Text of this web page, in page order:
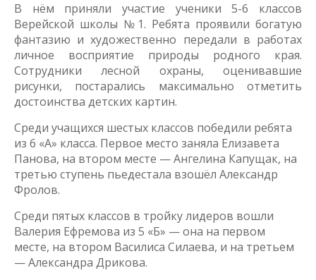
В нём приняли участие ученики 5-6 классов
Верейской школы №1. Ребята проявили богатую
фантазию и художественно передали в работах
личное восприятие природы родного края.
Сотрудники лесной охраны, оценивавшие
рисунки, постарались максимально отметить
достоинства детских картин.
Среди учащихся шестых классов победили ребята
из 6 «А» класса. Первое место заняла Елизавета
Панова, на втором месте — Ангелина Капущак, на
третью ступень пьедестала взошёл Александр
Фролов.
Среди пятых классов в тройку лидеров вошли
Валерия Ефремова из 5 «Б» — она на первом
месте, на втором Василиса Силаева, и на третьем
— Александра Дрикова.